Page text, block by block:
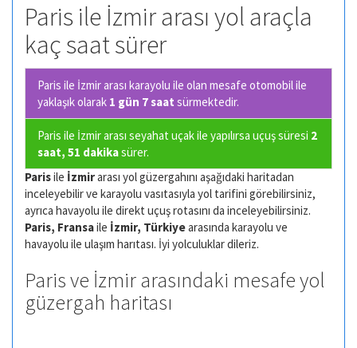
Paris ile İzmir arası yol araçla
kaç saat sürer
Paris ile İzmir arası karayolu ile olan mesafe otomobil ile
yaklaşık olarak 1 gün 7 saat sürmektedir.
Paris ile İzmir arası seyahat uçak ile yapılırsa uçuş süresi 2
saat, 51 dakikasürer.
Parisile İzmirarası yol güzergahını aşağıdaki haritadan
inceleyebilir ve karayolu vasıtasıyla yol tarifini görebilirsiniz,
ayrıca havayolu ile direkt uçuş rotasını da inceleyebilirsiniz.
Paris, Fransaile İzmir, Türkiyearasında karayolu ve
havayolu ile ulaşım harıtası. İyi yolculuklar dileriz.
Paris ve İzmir arasındaki mesafe yol
güzergah haritası